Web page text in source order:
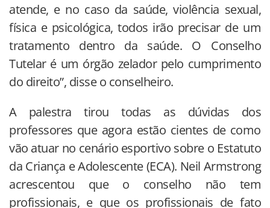
atende, e no caso da saúde, violência sexual,
física e psicológica, todos irão precisar de um
tratamento dentro da saúde. O Conselho
Tutelar é um órgão zelador pelo cumprimento
do direito”, disse o conselheiro.
A palestra tirou todas as dúvidas dos
professores que agora estão cientes de como
vão atuar no cenário esportivo sobre o Estatuto
da Criança e Adolescente (ECA). Neil Armstrong
acrescentou que o conselho não tem
profissionais, e que os profissionais de fato